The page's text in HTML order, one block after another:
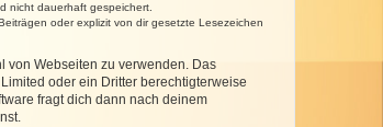
nicht dauerhaft gespeichert.
oder explizit von dir gesetzte Lesezeichen
von Webseiten zu verwenden. Das
oder ein Dritter berechtigterweise
fragt dich dann nach deinem